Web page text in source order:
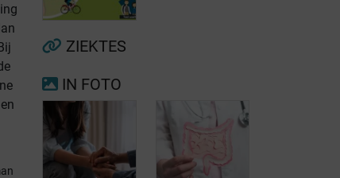
Voorkamerfibrillatie
Exocriene
pancreas-
insufficiëntie
ZIEKTES
IN FOTO